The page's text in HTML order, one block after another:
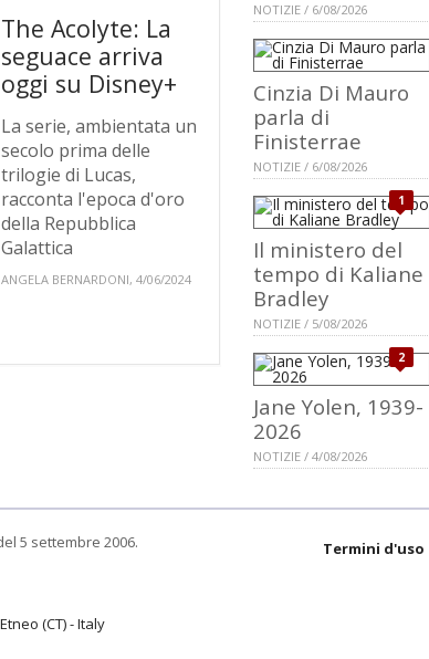
The Acolyte: La
seguace arriva
oggi su Disney+
La serie, ambientata un
secolo prima delle
trilogie di Lucas,
racconta l'epoca d'oro
della Repubblica
Galattica
ANGELA BERNARDONI, 4/06/2024
NOTIZIE / 6/08/2026
Cinzia Di Mauro
parla di
Finisterrae
NOTIZIE / 6/08/2026
1
Il ministero del
tempo di Kaliane
Bradley
NOTIZIE / 5/08/2026
2
Jane Yolen, 1939-
2026
NOTIZIE / 4/08/2026
Termini d'uso
5 settembre 2006.
(CT) - Italy